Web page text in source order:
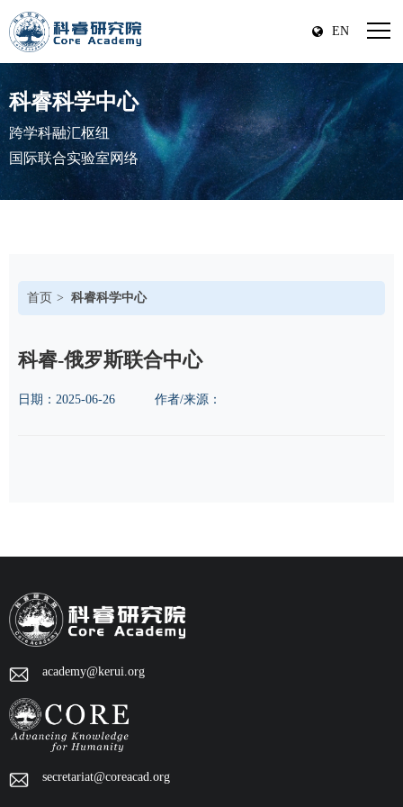
EN
科睿科学中心
跨学科融汇枢纽
国际联合实验室网络
首页 科睿科学中心
科睿-俄罗斯联合中心
日期： 2025-06-26 作者/来源：
academy@kerui.org
secretariat@coreacad.org